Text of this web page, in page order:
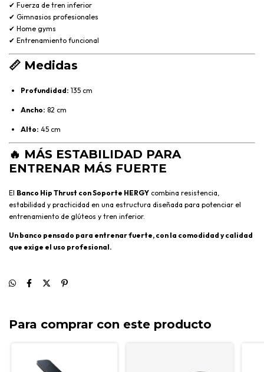
✔ Fuerza de tren inferior
✔ Gimnasios profesionales
✔ Home gyms
✔ Entrenamiento funcional
📏 Medidas
Profundidad: 135 cm
Ancho: 82 cm
Alto: 45 cm
🔥 MÁS ESTABILIDAD PARA
ENTRENAR MÁS FUERTE
El Banco Hip Thrust con Soporte HERGY combina resistencia,
estabilidad y practicidad en una estructura diseñada para potenciar el
entrenamiento de glúteos y tren inferior.
Un banco pensado para entrenar fuerte, con la comodidad y calidad
que exige el uso profesional.
Para comprar con este producto